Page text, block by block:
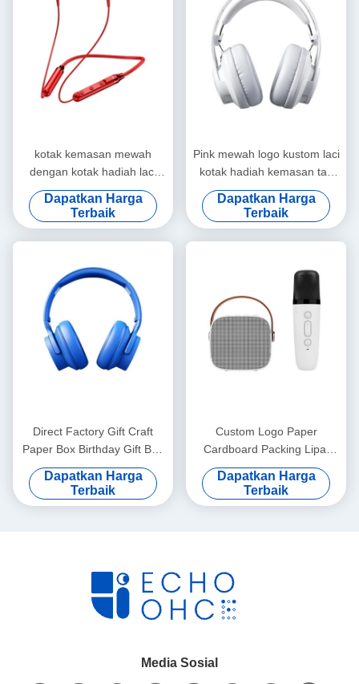
kotak kemasan mewah
dengan kotak hadiah laci
paket kotak hadiah khusus
berlapis kertas mewah
Dapatkan Harga
Terbaik
Pink mewah logo kustom laci
kotak hadiah kemasan tas
kotak kemasan
Dapatkan Harga
Terbaik
Direct Factory Gift Craft
Paper Box Birthday Gift Box
Cosmetics Packaging Box
Karton
Dapatkan Harga
Terbaik
Custom Logo Paper
Cardboard Packing Lipat
Putih / Hitam / Rose Gold
Luxury Magnetic Gift Box
dengan Ribbon Closure
Dapatkan Harga
Terbaik
Media Sosial